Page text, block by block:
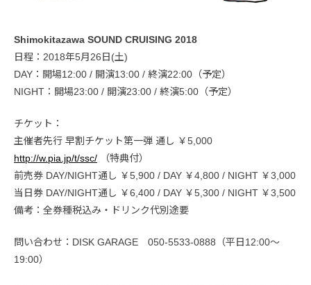
Shimokitazawa SOUND CRUISING 2018
日程：2018年5月26日(土)
DAY：開場12:00 / 開演13:00 / 終演22:00（予定）
NIGHT：開場23:00 / 開演23:00 / 終演5:00（予定）
チケット：
主催者先行 早割チケット第一弾 通し ￥5,000
http://w.pia.jp/t/ssc/ （特典付）
前売券 DAY/NIGHT通し ￥5,900 / DAY ￥4,800 / NIGHT ￥3,000
当日券 DAY/NIGHT通し ￥6,400 / DAY ￥5,300 / NIGHT ￥3,500
備考：全券種税込み・ドリンク代別途要
問い合わせ：DISK GARAGE 050-5533-0888（平日12:00～
19:00）